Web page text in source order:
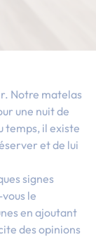
Notre matelas
une nuit de
temps, il existe
et de lui
signes
le
en ajoutant
des opinions